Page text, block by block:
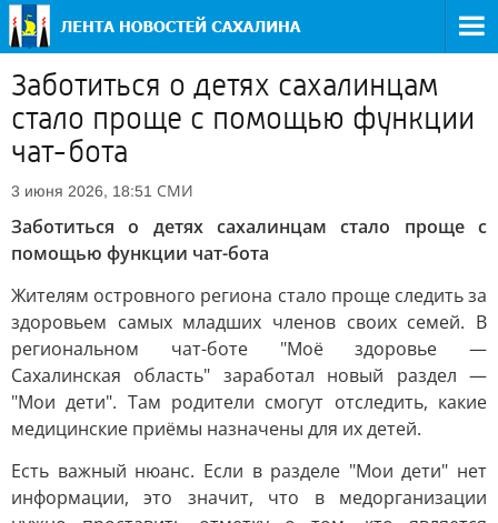
Заботиться о детях сахалинцам
стало проще с помощью функции
чат-бота
3 июня 2026, 18:51 СМИ
Заботиться о детях сахалинцам стало проще с
помощью функции чат-бота
Жителям островного региона стало проще следить за
здоровьем самых младших членов своих семей. В
региональном чат-боте "Моё здоровье —
Сахалинская область" заработал новый раздел —
"Мои дети". Там родители смогут отследить, какие
медицинские приёмы назначены для их детей.
Есть важный нюанс. Если в разделе "Мои дети" нет
информации, это значит, что в медорганизации